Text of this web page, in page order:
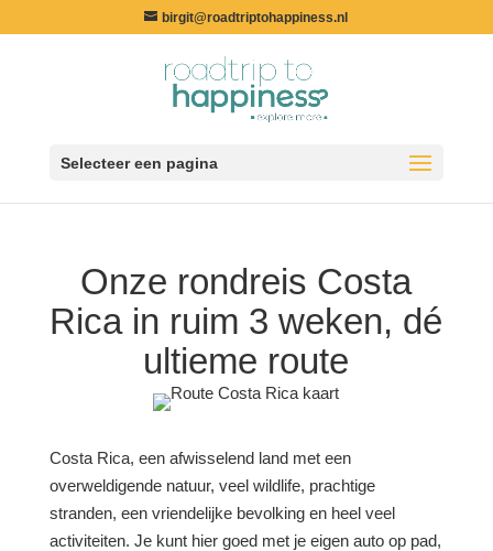
birgit@roadtriptohappiness.nl
Selecteer een pagina
Onze rondreis Costa
Rica in ruim 3 weken, dé
ultieme route
Costa Rica, een afwisselend land met een
overweldigende natuur, veel wildlife, prachtige
stranden, een vriendelijke bevolking en heel veel
activiteiten. Je kunt hier goed met je eigen auto op pad,